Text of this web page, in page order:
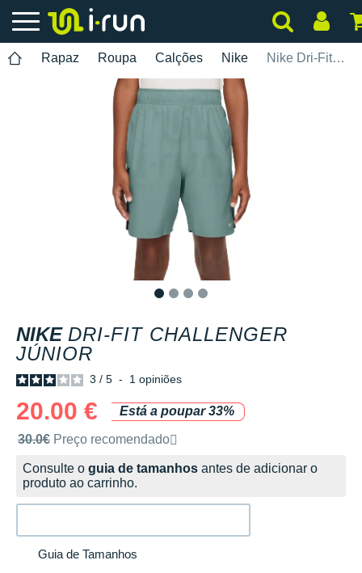
Rapaz Roupa Calções Nike Nike Dri-Fit Challenger Júnior
NIKE DRI-FIT CHALLENGER
JÚNIOR
3 / 5 - 1 opiniões
20.00 €
Está a poupar 33%
Preço de venda recomendado pela marca
30.0€ Preço recomendado
Consulte o guia de tamanhos antes de adicionar o
produto ao carrinho.
Guia de Tamanhos